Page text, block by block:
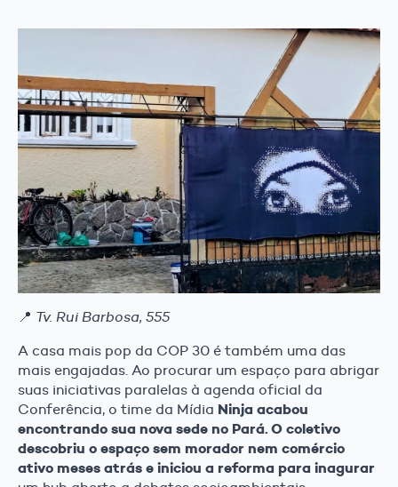
📍 Tv. Rui Barbosa, 555
A casa mais pop da COP 30 é também uma das
mais engajadas. Ao procurar um espaço para abrigar
suas iniciativas paralelas à agenda oficial da
Conferência, o time da Mídia Ninja acabou
encontrando sua nova sede no Pará. O coletivo
descobriu o espaço sem morador nem comércio
ativo meses atrás e iniciou a reforma para inagurar